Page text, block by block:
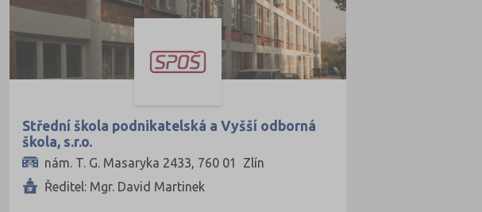
Střední škola podnikatelská a Vyšší odborná
škola, s.r.o.
nám. T. G. Masaryka 2433, 760 01 Zlín
Ředitel: Mgr. David Martinek